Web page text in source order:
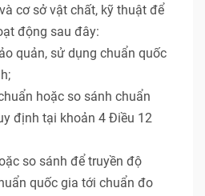
cơ sở vật chất, kỹ thuật để
động sau đây:
quản, sử dụng chuẩn quốc
hoặc so sánh chuẩn
định tại khoản 4 Điều 12
so sánh để truyền độ
quốc gia tới chuẩn đo